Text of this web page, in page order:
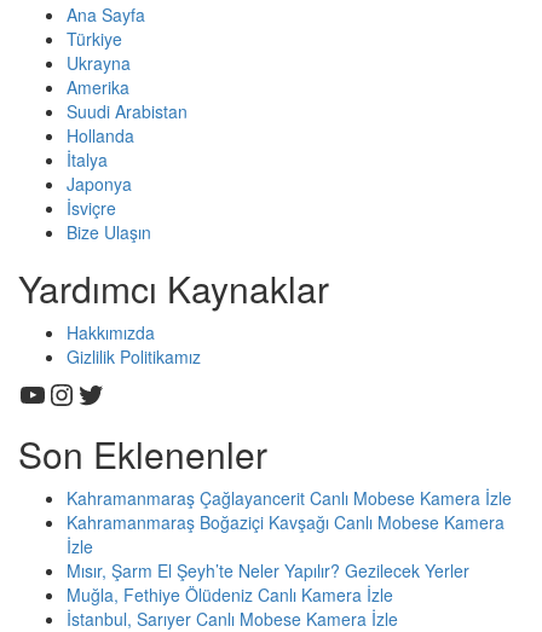
Ana Sayfa
Türkiye
Ukrayna
Amerika
Suudi Arabistan
Hollanda
İtalya
Japonya
İsviçre
Bize Ulaşın
Yardımcı Kaynaklar
Hakkımızda
Gizlilik Politikamız
YouTube
Instagram
Twitter
Son Eklenenler
Kahramanmaraş Çağlayancerit Canlı Mobese Kamera İzle
Kahramanmaraş Boğaziçi Kavşağı Canlı Mobese Kamera
İzle
Mısır, Şarm El Şeyh’te Neler Yapılır? Gezilecek Yerler
Muğla, Fethiye Ölüdeniz Canlı Kamera İzle
İstanbul, Sarıyer Canlı Mobese Kamera İzle